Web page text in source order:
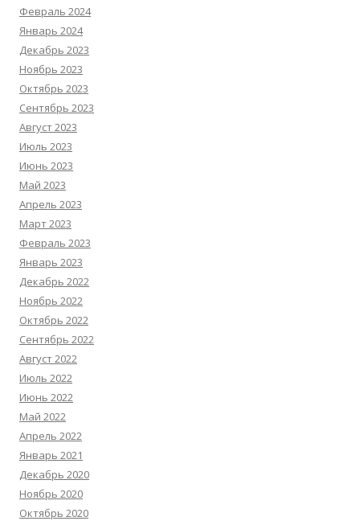
Февраль 2024
Январь 2024
Декабрь 2023
Ноябрь 2023
Октябрь 2023
Сентябрь 2023
Август 2023
Июль 2023
Июнь 2023
Май 2023
Апрель 2023
Март 2023
Февраль 2023
Январь 2023
Декабрь 2022
Ноябрь 2022
Октябрь 2022
Сентябрь 2022
Август 2022
Июль 2022
Июнь 2022
Май 2022
Апрель 2022
Январь 2021
Декабрь 2020
Ноябрь 2020
Октябрь 2020